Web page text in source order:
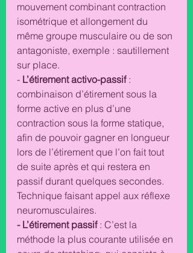
mouvement combinant contraction
isométrique et allongement du
même groupe musculaire ou de son
antagoniste, exemple : sautillement
sur place.
- L’étirement activo-passif :
combinaison d’étirement sous la
forme active en plus d’une
contraction sous la forme statique,
afin de pouvoir gagner en longueur
lors de l’étirement que l’on fait tout
de suite après et qui restera en
passif durant quelques secondes.
Technique faisant appel aux réflexe
neuromusculaires.
- L’étirement passif : C’est la
méthode la plus courante utilisée en